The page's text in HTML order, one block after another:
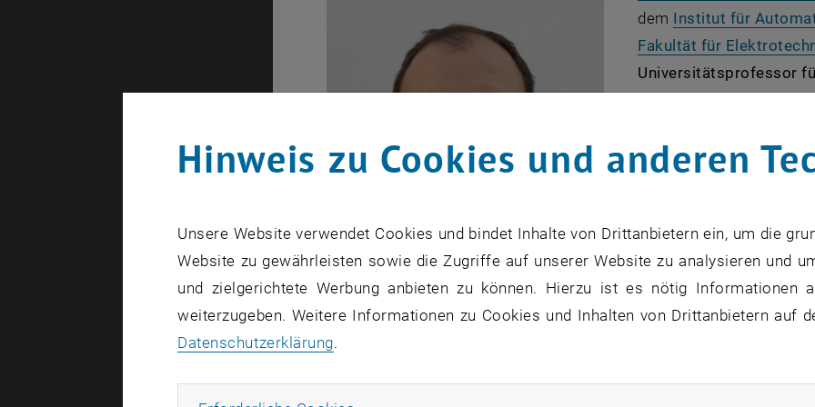
dem Institut für
Fakultät für
Universitätsprofessor
Universitäten
Sozialwissenschaften
am Institut für
Optimization of a
Mechatronik-
ein dreijähriges Apart
Wissenschaften, zum
Continuous Production
Steinböck eine
Hinweis zu Cookies und anderen
Unsere Website verwendet Cookies und bindet Inhalte von Drittanbietern ein, um die
Website zu gewährleisten sowie die Zugriffe auf unserer Website zu analysieren und
und zielgerichtete Werbung anbieten zu können. Hierzu ist es nötig Informationen
weiterzugeben. Weitere Informationen zu Cookies und Inhalten von Drittanbietern auf
Datenschutzerklärung.